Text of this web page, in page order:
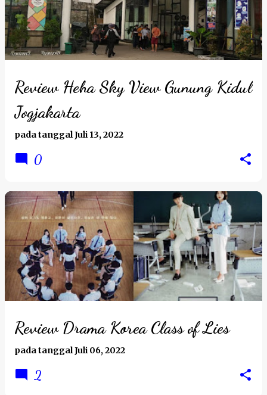
Review Heha Sky View Gunung Kidul
Jogjakarta
pada tanggalJuli 13, 2022
0
Review Drama Korea Class of Lies
pada tanggalJuli 06, 2022
2